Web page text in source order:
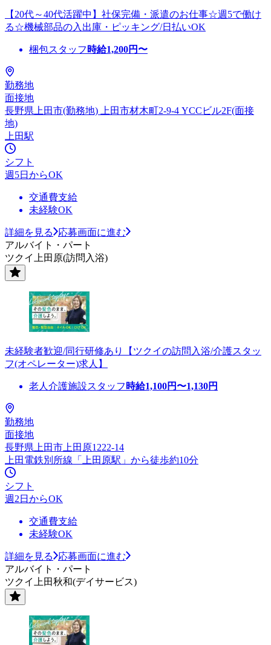
【20代～40代活躍中】社保完備・派遣のお仕事☆週5で働け
る☆機械部品の入出庫・ピッキング/日払いOK
梱包スタッフ 時給1,200円〜
勤務地
面接地
長野県上田市(勤務地) 上田市材木町2-9-4 YCCビル2F(面接
地)
上田駅
シフト
週5日からOK
交通費支給
未経験OK
詳細を見る
応募画面に進む
アルバイト・パート
ツクイ上田原(訪問入浴)
未経験者歓迎/同行研修あり【ツクイの訪問入浴/介護スタッ
フ(オペレーター)求人】
老人介護施設スタッフ 時給1,100円〜1,130円
勤務地
面接地
長野県上田市上田原1222-14
上田電鉄別所線「上田原駅」から徒歩約10分
シフト
週2日からOK
交通費支給
未経験OK
詳細を見る
応募画面に進む
アルバイト・パート
ツクイ上田秋和(デイサービス)